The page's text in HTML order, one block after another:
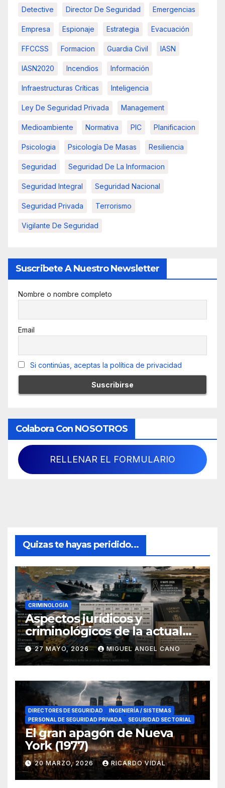
Detective Director De Seguridad Emergencias
Empresa Espionaje Estrategia Evacuación
FFCCSS Formacion Guardia Civil IASN
IASN2020 Incendios Información
Infraestructuras Críticas Inteligencia
Ley De Seguridad Privada Management
Medioambiente Normativa PIC Planificacion
Psicologia Psicología De Masas Resiliencia
Seguridad Seguridad De La Informacion
Seguridad Integral Seguridad Nacional
Seguridad Privada Terrorismo
Vigilante De Seguridad
Suscribete A Nuestro Newsletter
Nombre o nombre completo
Email
Si continúas, aceptas la política de privacidad
Colabora Con NOSOTROS
RELLENAR EL FORMULARIO
Quizas te hayas peridido...
CRIMINOLOGÍA
Aspectos jurídicos y
criminológicos de la actual
lucha contra el narcotráfico
en el sur de España
27 MAYO, 2026 MIGUEL ANGEL CANO
DIRECTORES DE SEGURIDAD
INGENIERÍA / SISTEMAS
PERSONAL DE SEGURIDAD PRIVADA
SEGURIDAD SECTORIAL
El gran apagón de Nueva
York (1977)
20 MARZO, 2026 RICARDO VIDAL